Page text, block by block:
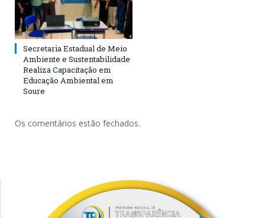
Secretaria Estadual de Meio
Ambiente e Sustentabilidade
Realiza Capacitação em
Educação Ambiental em
Soure
Os comentários estão fechados.